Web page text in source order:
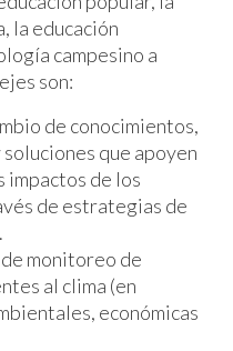
la educación
campesino a
son:
de conocimientos,
que apoyen
impactos de los
de estrategias de
monitoreo de
al clima (en
económicas